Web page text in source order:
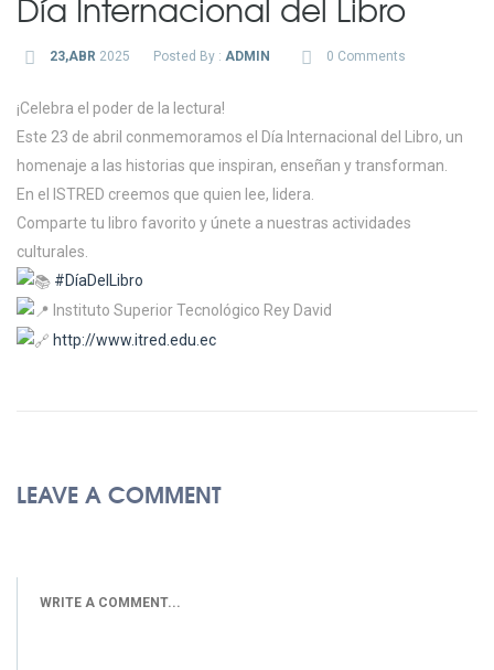
23,ABR 2025 Posted By : ADMIN 0 Comments
¡Celebra el poder de la lectura!
Este 23 de abril conmemoramos el Día Internacional del Libro, un
homenaje a las historias que inspiran, enseñan y transforman.
En el ISTRED creemos que quien lee, lidera.
Comparte tu libro favorito y únete a nuestras actividades
culturales.
#DíaDelLibro
Instituto Superior Tecnológico Rey David
http://www.itred.edu.ec
LEAVE A COMMENT